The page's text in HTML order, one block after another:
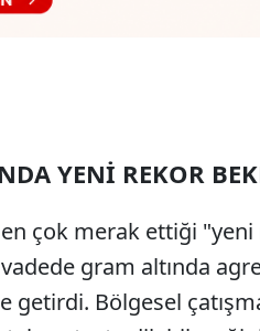
YENİ REKOR
en çok merak ettiği
vadede gram altında
getirdi. Bölgesel